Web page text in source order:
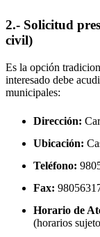
2.- Solicitud
civil)
Es la opción
interesado debe
municipales:
Dirección:
Ubicación:
Teléfono:
Fax:
Horario de
(horarios